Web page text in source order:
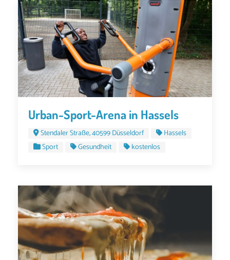
Urban-Sport-Arena in Hassels
Stendaler Straße, 40599 Düsseldorf
Hassels
Sport
Gesundheit kostenlos